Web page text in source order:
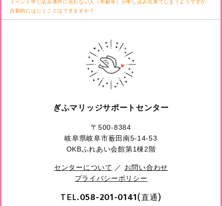
イベント申し込み条件に合わない人（年齢等）が申し込み出来てしまうようですが、
自動的にはじくことはできますか？
ぎふマリッジサポートセンター
〒500-8384
岐阜県岐阜市薮田南5-14-53
OKBふれあい会館第1棟2階
センターについて ／ お問い合わせ
プライバシーポリシー
TEL.058-201-0141(直通)